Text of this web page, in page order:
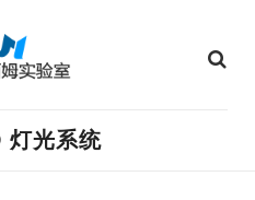
灯光系统